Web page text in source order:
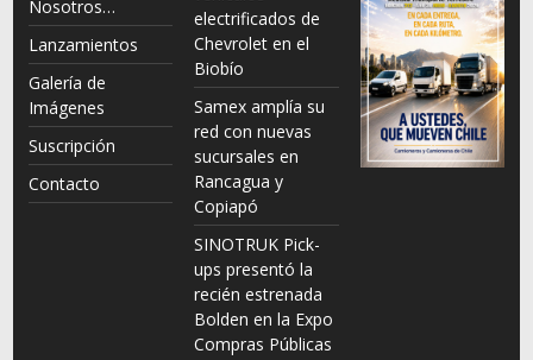
Nosotros…
Lanzamientos
Galería de
Imágenes
Suscripción
Contacto
electrificados de
Chevrolet en el
Biobío
Samex amplía su
red con nuevas
sucursales en
Rancagua y
Copiapó
SINOTRUK Pick-
ups presentó la
recién estrenada
Bolden en la Expo
Compras Públicas